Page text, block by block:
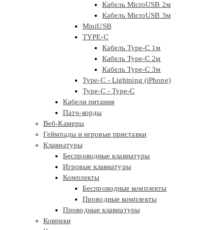
Кабель MicroUSB 2м
Кабель MicroUSB 3м
MiniUSB
TYPE-C
Кабель Type-C 1м
Кабель Type-C 2м
Кабель Type-C 3м
Type-C - Lightning (iPhone)
Type-C - Type-C
Кабели питания
Патч-корды
Веб-Камеры
Геймпады и игровые приставки
Клавиатуры
Беспроводные клавиатуры
Игровые клавиатуры
Комплекты
Беспроводные комплекты
Проводные комплекты
Проводные клавиатуры
Коврики